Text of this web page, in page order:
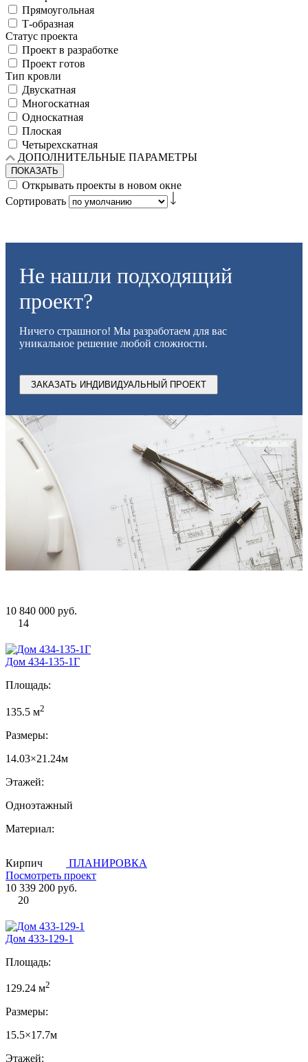
Прямоугольная
Т-образная
Статус проекта
Проект в разработке
Проект готов
Тип кровли
Двускатная
Многоскатная
Односкатная
Плоская
Четырехскатная
ДОПОЛНИТЕЛЬНЫЕ ПАРАМЕТРЫ
ПОКАЗАТЬ
Открывать проекты в новом окне
Сортировать
Не нашли подходящий
проект?
Ничего страшного! Мы разработаем для вас
уникальное решение любой сложности.
ЗАКАЗАТЬ ИНДИВИДУАЛЬНЫЙ ПРОЕКТ
10 840 000 руб.
14
Дом 434-135-1Г
Площадь:
135.5 м2
Размеры:
14.03×21.24м
Этажей:
Одноэтажный
Материал:
Кирпич
ПЛАНИРОВКА
Посмотреть проект
10 339 200 руб.
20
Дом 433-129-1
Площадь:
129.24 м2
Размеры:
15.5×17.7м
Этажей: